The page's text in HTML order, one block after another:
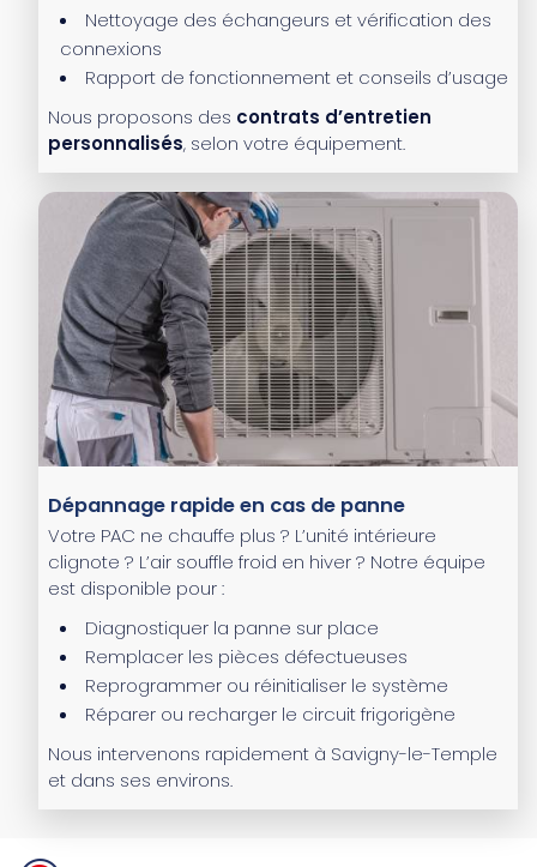
Nettoyage des échangeurs et vérification des
connexions
Rapport de fonctionnement et conseils d’usage
Nous proposons des contrats d’entretien
personnalisés, selon votre équipement.
Dépannage rapide en cas de panne
Votre PAC ne chauffe plus ? L’unité intérieure
clignote ? L’air souffle froid en hiver ? Notre équipe
est disponible pour :
Diagnostiquer la panne sur place
Remplacer les pièces défectueuses
Reprogrammer ou réinitialiser le système
Réparer ou recharger le circuit frigorigène
Nous intervenons rapidement à Savigny-le-Temple
et dans ses environs.